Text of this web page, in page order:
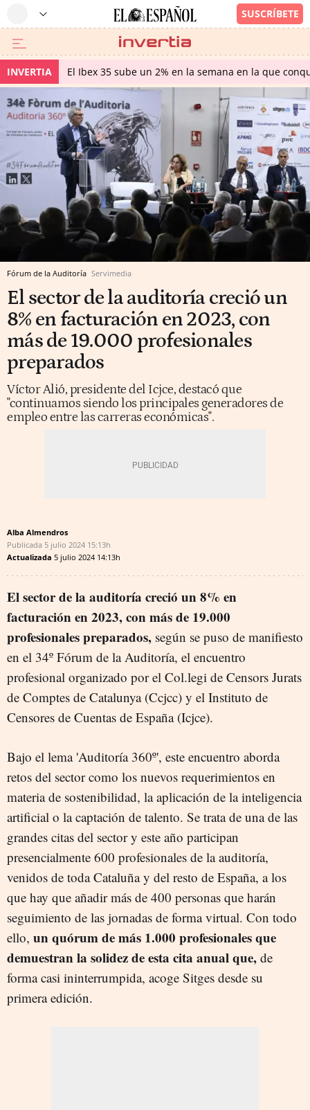
INVERTIA El Ibex 35 sube un 2% en la semana en la que
Fórum de la Auditoría Servimedia
El sector de la auditoría creció un
8% en facturación en 2023, con
más de 19.000 profesionales
preparados
Víctor Alió, presidente del Icjce, destacó que
"continuamos siendo los principales generadores de
empleo entre las carreras económicas".
Alba Almendros
Publicada 5 julio 2024 15:13h
Actualizada 5 julio 2024 14:13h
El sector de la auditoría creció un 8% en
facturación en 2023, con más de 19.000
profesionales preparados, según se puso de manifiesto
en el 34º Fórum de la Auditoría, el encuentro
profesional organizado por el Col.legi de Censors Jurats
de Comptes de Catalunya (Ccjcc) y el Instituto de
Censores de Cuentas de España (Icjce).
Bajo el lema 'Auditoría 360º', este encuentro aborda
retos del sector como los nuevos requerimientos en
materia de sostenibilidad, la aplicación de la inteligencia
artificial o la captación de talento. Se trata de una de las
grandes citas del sector y este año participan
presencialmente 600 profesionales de la auditoría,
venidos de toda Cataluña y del resto de España, a los
que hay que añadir más de 400 personas que harán
seguimiento de las jornadas de forma virtual. Con todo
ello, un quórum de más 1.000 profesionales que
demuestran la solidez de esta cita anual que, de
forma casi ininterrumpida, acoge Sitges desde su
primera edición.